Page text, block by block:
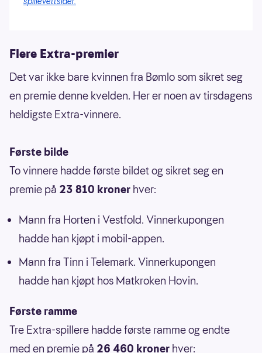
Flere Extra-premier
Det var ikke bare kvinnen fra Bømlo som sikret seg
en premie denne kvelden. Her er noen av tirsdagens
heldigste Extra-vinnere.
Første bilde
To vinnere hadde første bildet og sikret seg en
premie på 23 810 kroner hver:
Mann fra Horten i Vestfold. Vinnerkupongen
hadde han kjøpt i mobil-appen.
Mann fra Tinn i Telemark. Vinnerkupongen
hadde han kjøpt hos Matkroken Hovin.
Første ramme
Tre Extra-spillere hadde første ramme og endte
med en premie på 26 460 kroner hver: